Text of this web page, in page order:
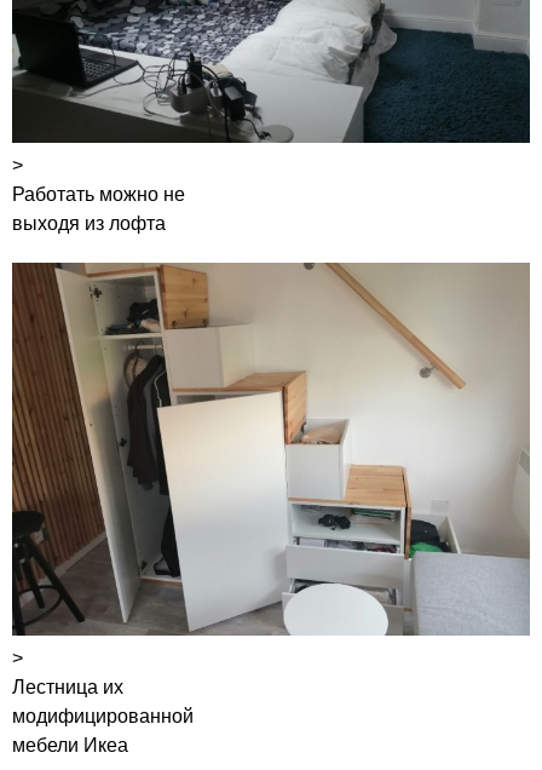
>
Работать можно не
выходя из лофта
>
Лестница их
модифицированной
мебели Икеа